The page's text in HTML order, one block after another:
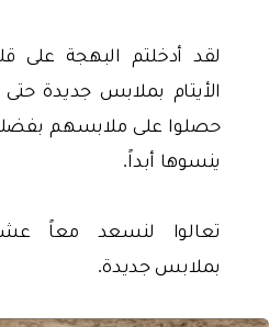
لقد أدخلتم البهجة على
الأيتام بملابس جديدة حتى
حصلوا على ملابسهم
ينسوها أبداً.
تعالوا لنسعد معاً
بملابس جديدة.